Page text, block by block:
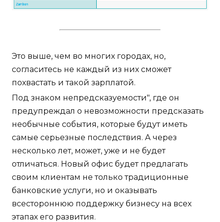
Это выше, чем во многих городах, но,
согласитесь не каждый из них сможет
похвастать и такой зарплатой.
Под знаком непредсказуемости", где он
предупреждал о невозможности предсказать
необычные события, которые будут иметь
самые серьезные последствия. А через
несколько лет, может, уже и не будет
отличаться. Новый офис будет предлагать
своим клиентам не только традиционные
банковские услуги, но и оказывать
всестороннюю поддержку бизнесу на всех
этапах его развития.